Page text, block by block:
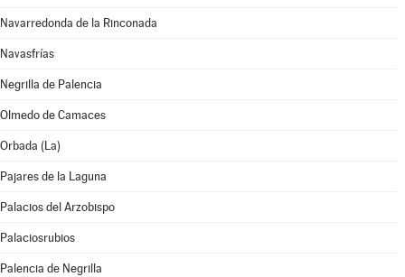
Navarredonda de la Rinconada
Navasfrías
Negrilla de Palencia
Olmedo de Camaces
Orbada (La)
Pajares de la Laguna
Palacios del Arzobispo
Palaciosrubios
Palencia de Negrilla